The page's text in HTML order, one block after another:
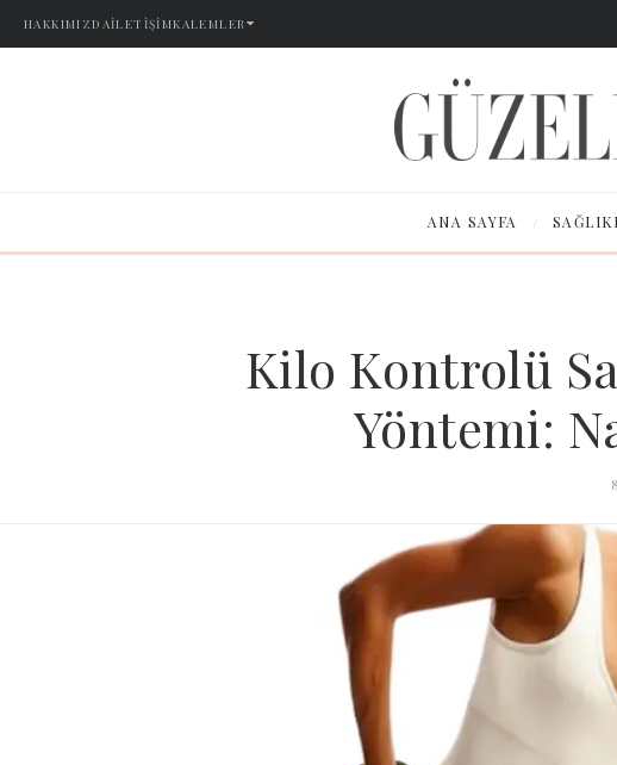
HAKKIMIZDAİLETIŞIMKALEMLER
ANA SAYFA /
Kilo Kontrolü
Yöntemi: